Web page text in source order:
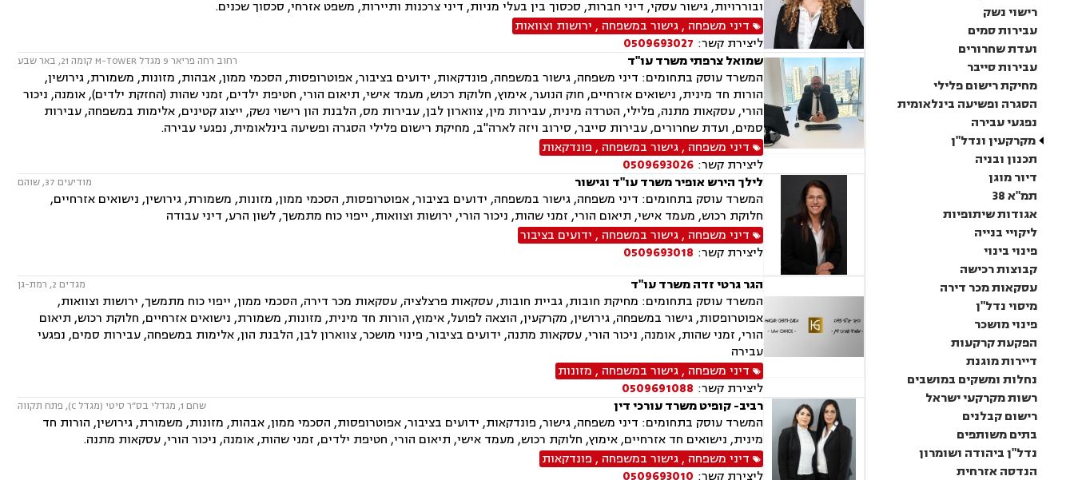
רישוי נשק
עבירות סמים
ועדת שחרורים
עבירות סייבר
מחיקת רישום פלילי
הסגרה ופשיעה בינלאומית
נפגעי עבירה
מקרקעין ונדל"ן
תכנון ובניה
דיור מוגן
תמ"א 38
אגודות שיתופיות
ליקויי בנייה
פינוי בינוי
קבוצות רכישה
עסקאות מכר דירה
מיסוי נדל"ן
פינוי מושכר
הפקעת קרקעות
דיירות מוגנת
נחלות ומשקים במושבים
רשות מקרקעי ישראל
רישום קבלנים
בתים משותפים
נדל"ן ביהודה ושומרון
הנדסה אזרחית
ובוררויות, גישור עסקי, דיני חברות, סכסוך בין בעלי מניות, דיני צרכנות ותיירות, משפט אזרחי, סכסוך שכנים.
דיני משפחה ,גישור במשפחה , ירושות וצוואות
ליצירת קשר: 0509693027
שמואל צרפתי משרד עו"ד
רחוב רחה פריאר 9 מגדל M-TOWER קומה 21, באר שבע
המשרד עוסק בתחומים: דיני משפחה, גישור במשפחה, פונדקאות, ידועים בציבור, אפוטרופסות, הסכמי ממון, אבהות, מזונות, משמורת, גירושין,
הורות חד מינית, נישואים אזרחיים, חוק הנוער, אימוץ, חלוקת רכוש, מעמד אישי, תיאום הורי, חטיפת ילדים, זמני שהות (החזקת ילדים), אומנה, ניכור
הורי, עסקאות מתנה, פלילי, הטרדה מינית, עבירות מין, צווארון לבן, עבירות מס, הלבנת הון רישוי נשק, ייצוג קטינים, אלימות במשפחה, עבירות
סמים, ועדת שחרורים, עבירות סייבר, סירוב ויזה לארה"ב, מחיקת רישום פלילי הסגרה ופשיעה בינלאומית, נפגעי עבירה.
דיני משפחה ,גישור במשפחה , פונדקאות
ליצירת קשר: 0509693026
לילך הירש אופיר משרד עו"ד וגישור
מודיעים 37, שוהם
המשרד עוסק בתחומים: דיני משפחה, גישור במשפחה, ידועים בציבור, אפוטרופסות, הסכמי ממון, מזונות, משמורת, גירושין, נישואים אזרחיים,
חלוקת רכוש, מעמד אישי, תיאום הורי, זמני שהות, ניכור הורי, ירושות וצוואות, ייפוי כוח מתמשך, לשון הרע, דיני עבודה
דיני משפחה ,גישור במשפחה , ידועים בציבור
ליצירת קשר: 0509693018
הגר גרטי זדה משרד עו"ד
מגדים 2, רמת-גן
המשרד עוסק בתחומים: מחיקת חובות, גביית חובות, עסקאות פרצלציה, עסקאות מכר דירה, הסכמי ממון, ייפוי כוח מתמשך, ירושות וצוואות,
אפוטרופסות, גישור במשפחה, גירושין, מקרקעין, הוצאה לפועל, אימוץ, הורות חד מינית, מזונות, משמורת, נישואים אזרחיים, חלוקת רכוש, תיאום
הורי, זמני שהות, אומנה, ניכור הורי, עסקאות מתנה, ידועים בציבור, פינוי מושכר, צווארון לבן, הלבנת הון, אלימות במשפחה, עבירות סמים, נפגעי
עבירה
דיני משפחה ,גישור במשפחה , מזונות
ליצירת קשר: 0509691088
רביב- קופיט משרד עורכי דין
שחם 1, מגדלי בס״ר סיטי (מגדל C), פתח תקווה
המשרד עוסק בתחומים: דיני משפחה, גישור, פונדקאות, ידועים בציבור, אפוטרופסות, הסכמי ממון, אבהות, מזונות, משמורת, גירושין, הורות חד
מינית, נישואים חד אזרחיים, אימוץ, חלוקת רכוש, מעמד אישי, תיאום הורי, חטיפת ילדים, זמני שהות, אומנה, ניכור הורי, עסקאות מתנה.
דיני משפחה ,גישור במשפחה , פונדקאות
ליצירת קשר: 0509693010